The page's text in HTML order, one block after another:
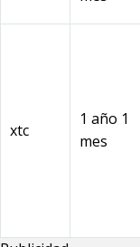
xtc
1 año 1
mes